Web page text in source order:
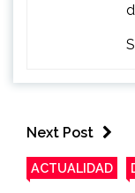
Next Post
ACTUALIDAD